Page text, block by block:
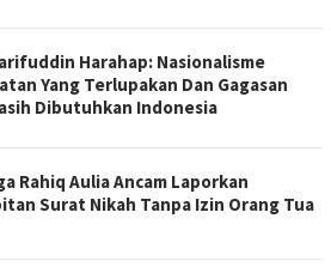
Harahap: Nasionalisme
Yang Terlupakan Dan Gagasan
Dibutuhkan Indonesia
Rahiq Aulia Ancam Laporkan
Surat Nikah Tanpa Izin Orang Tua